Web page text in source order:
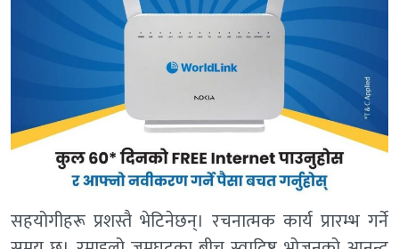
सहयोगीहरू प्रशस्तै भेटिनेछन्। रचनात्मक कार्य प्रारम्भ गर्ने